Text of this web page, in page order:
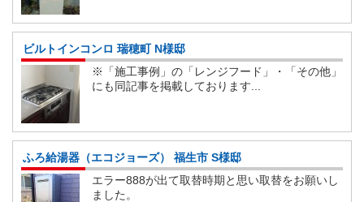
ビルトインコンロ 瑞穂町 N様邸
※「施工事例」の「レンジフード」・「その他」
にも同記事を掲載しております...
ふろ給湯器（エコジョーズ） 福生市 S様邸
エラー888が出て取替時期と思い取替をお願いし
ました。